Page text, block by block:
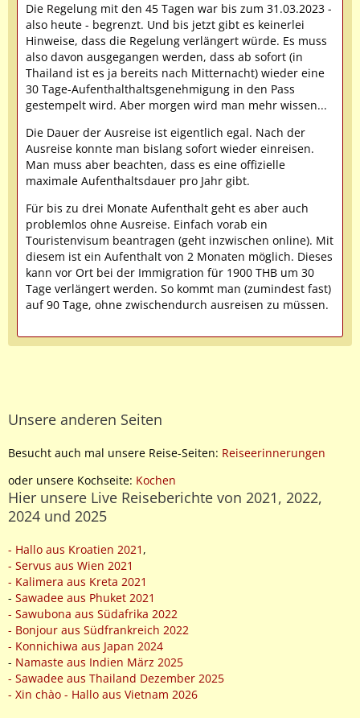
Die Regelung mit den 45 Tagen war bis zum 31.03.2023 -
also heute - begrenzt. Und bis jetzt gibt es keinerlei
Hinweise, dass die Regelung verlängert würde. Es muss
also davon ausgegangen werden, dass ab sofort (in
Thailand ist es ja bereits nach Mitternacht) wieder eine
30 Tage-Aufenthalthaltsgenehmigung in den Pass
gestempelt wird. Aber morgen wird man mehr wissen...
Die Dauer der Ausreise ist eigentlich egal. Nach der
Ausreise konnte man bislang sofort wieder einreisen.
Man muss aber beachten, dass es eine offizielle
maximale Aufenthaltsdauer pro Jahr gibt.
Für bis zu drei Monate Aufenthalt geht es aber auch
problemlos ohne Ausreise. Einfach vorab ein
Touristenvisum beantragen (geht inzwischen online). Mit
diesem ist ein Aufenthalt von 2 Monaten möglich. Dieses
kann vor Ort bei der Immigration für 1900 THB um 30
Tage verlängert werden. So kommt man (zumindest fast)
auf 90 Tage, ohne zwischendurch ausreisen zu müssen.
Unsere anderen Seiten
Besucht auch mal unsere Reise-Seiten: Reiseerinnerungen
oder unsere Kochseite: Kochen
Hier unsere Live Reiseberichte von 2021, 2022,
2024 und 2025
- Hallo aus Kroatien 2021 ,
- Servus aus Wien 2021
- Kalimera aus Kreta 2021
- Sawadee aus Phuket 2021
- Sawubona aus Südafrika 2022
- Bonjour aus Südfrankreich 2022
- Konnichiwa aus Japan 2024
- Namaste aus Indien März 2025
- Sawadee aus Thailand Dezember 2025
- Xin chào - Hallo aus Vietnam 2026